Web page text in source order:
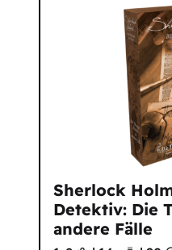
Sherlock
Detektiv: Die
andere Fälle